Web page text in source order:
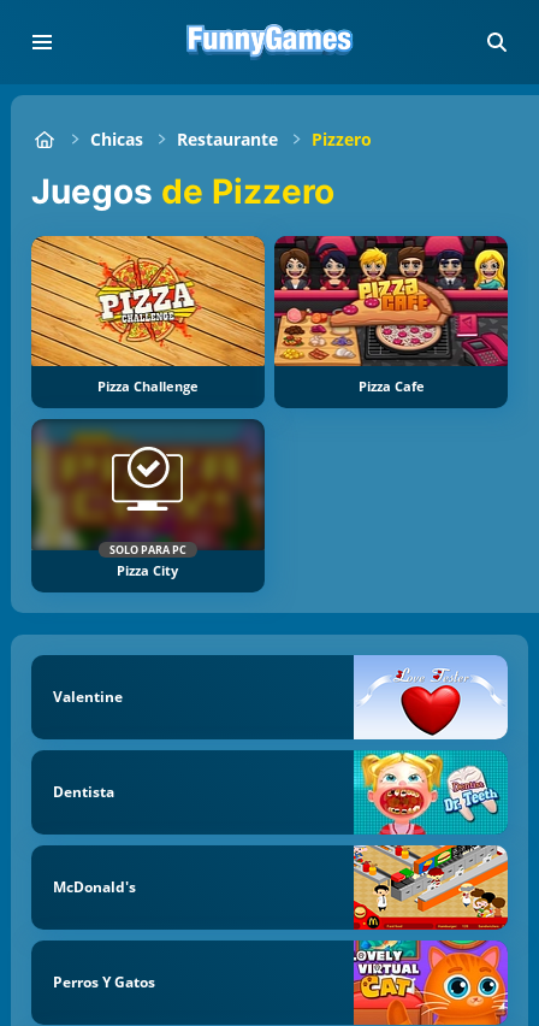
Chicas Restaurante Pizzero
Juegos de Pizzero
Pizza Challenge Pizza Cafe
SOLO PARA PC
Pizza City
Valentine
Dentista
McDonald's
Perros Y Gatos